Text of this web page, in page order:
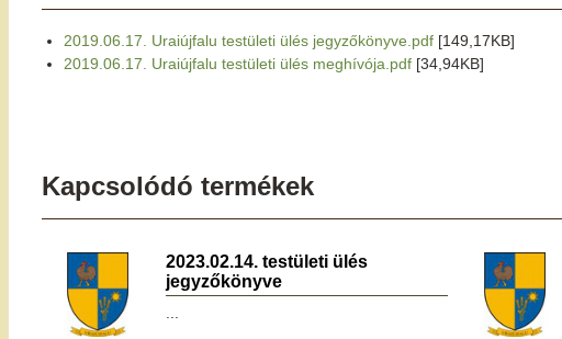
2019.06.17. Uraiújfalu testületi ülés jegyzőkönyve.pdf [149,17KB]
2019.06.17. Uraiújfalu testületi ülés meghívója.pdf [34,94KB]
Kapcsolódó termékek
2023.02.14. testületi ülés
jegyzőkönyve